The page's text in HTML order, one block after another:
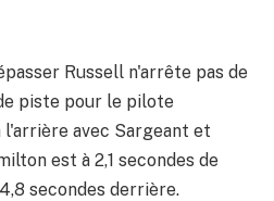
Russell n'arrête pas de
piste pour le pilote
l'arrière avec Sargeant et
est à 2,1 secondes de
secondes derrière.